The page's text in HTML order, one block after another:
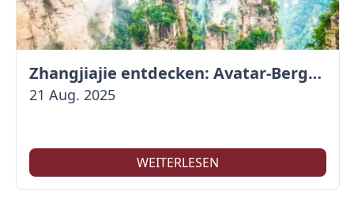
Zhangjiajie entdecken: Avatar-Berge & Altstadt von Fenghuang
21 Aug. 2025
WEITERLESEN